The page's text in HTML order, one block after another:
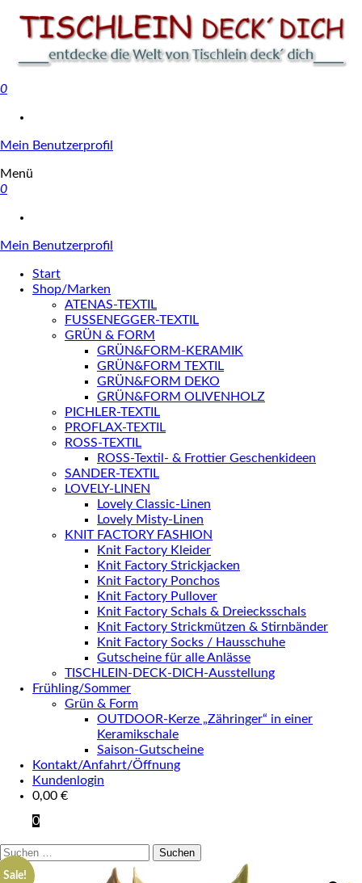
0
Mein Benutzerprofil
Menü
0
Mein Benutzerprofil
Start
Shop/Marken
ATENAS-TEXTIL
FUSSENEGGER-TEXTIL
GRÜN & FORM
GRÜN&FORM-KERAMIK
GRÜN&FORM TEXTIL
GRÜN&FORM DEKO
GRÜN&FORM OLIVENHOLZ
PICHLER-TEXTIL
PROFLAX-TEXTIL
ROSS-TEXTIL
ROSS-Textil- & Frottier Geschenkideen
SANDER-TEXTIL
LOVELY-LINEN
Lovely Classic-Linen
Lovely Misty-Linen
KNIT FACTORY FASHION
Knit Factory Kleider
Knit Factory Strickjacken
Knit Factory Ponchos
Knit Factory Pullover
Knit Factory Schals & Dreiecksschals
Knit Factory Strickmützen & Stirnbänder
Knit Factory Socks / Hausschuhe
Gutscheine für alle Anlässe
TISCHLEIN-DECK-DICH-Ausstellung
Frühling/Sommer
Grün & Form
OUTDOOR-Kerze „Zähringer“ in einer
Keramikschale
Saison-Gutscheine
Kontakt/Anfahrt/Öffnung
Kundenlogin
0,00 €
0
Suchen
nach:
Sale!